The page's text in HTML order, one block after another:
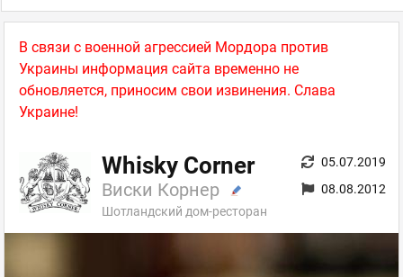
В связи с военной агрессией Мордора против
Украины информация сайта временно не
обновляется, приносим свои извинения. Слава
Украине!
Whisky Corner
Виски Корнер
Шотландский дом-ресторан
05.07.2019
08.08.2012